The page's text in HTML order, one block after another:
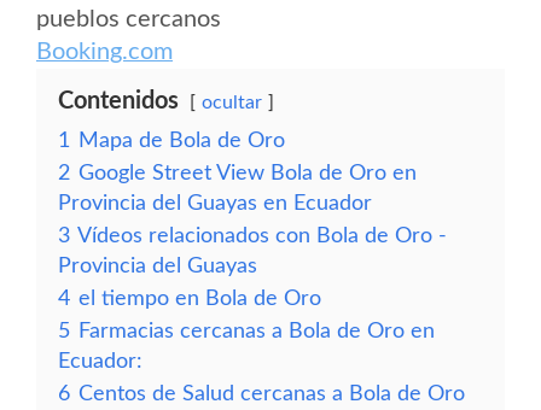
pueblos cercanos
Booking.com
Contenidos ocultar
1
Mapa de Bola de Oro
2 Google Street View Bola de Oro en
Provincia del Guayas en Ecuador
3 Vídeos relacionados con Bola de Oro -
Provincia del Guayas
4 el tiempo en Bola de Oro
5 Farmacias cercanas a Bola de Oro en
Ecuador:
6 Centos de Salud cercanas a Bola de Oro